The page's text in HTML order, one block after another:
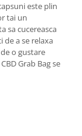
este plin
tai un
sa cucereasca
de a se relaxa
o gustare
Grab Bag se